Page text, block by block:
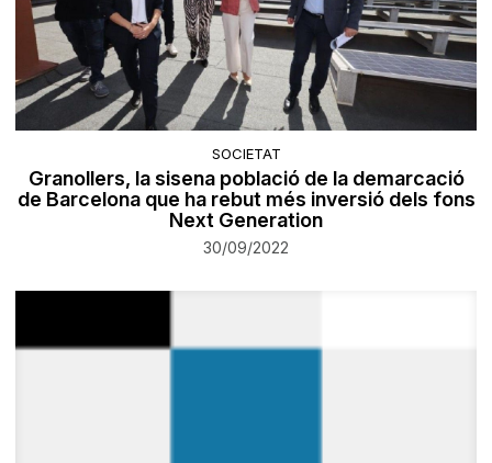
SOCIETAT
Granollers, la sisena població de la demarcació
de Barcelona que ha rebut més inversió dels fons
Next Generation
30/09/2022